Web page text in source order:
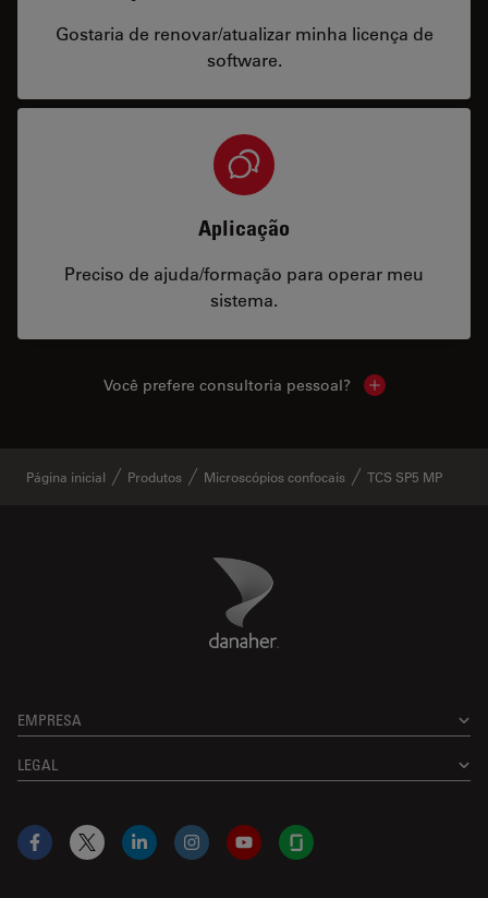
Gostaria de renovar/atualizar minha licença de
software.
Aplicação
Preciso de ajuda/formação para operar meu
sistema.
Você prefere consultoria pessoal? Show local
Página inicial Produtos Microscópios confocais TCS SP5 MP
Danaher Logo
EMPRESA
LEGAL
Facebook
X LinkedInInstagramYouTubeGlassdoor